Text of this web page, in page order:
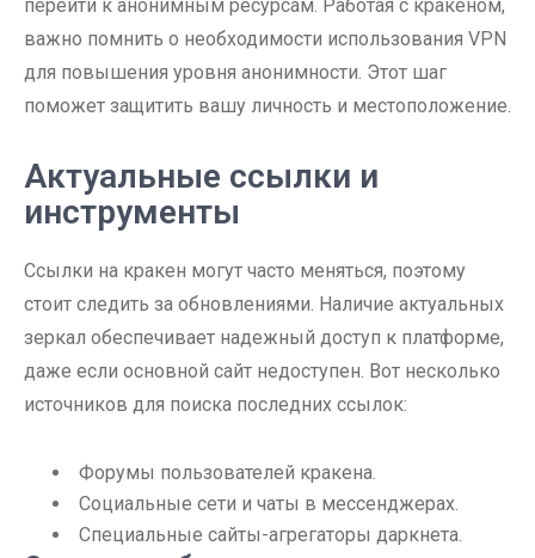
перейти к анонимным ресурсам. Работая с кракеном,
важно помнить о необходимости использования VPN
для повышения уровня анонимности. Этот шаг
поможет защитить вашу личность и местоположение.
Актуальные ссылки и
инструменты
Ссылки на кракен могут часто меняться, поэтому
стоит следить за обновлениями. Наличие актуальных
зеркал обеспечивает надежный доступ к платформе,
даже если основной сайт недоступен. Вот несколько
источников для поиска последних ссылок:
Форумы пользователей кракена.
Социальные сети и чаты в мессенджерах.
Специальные сайты-агрегаторы даркнета.